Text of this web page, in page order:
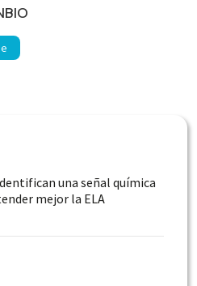
una señal química
mejor la ELA